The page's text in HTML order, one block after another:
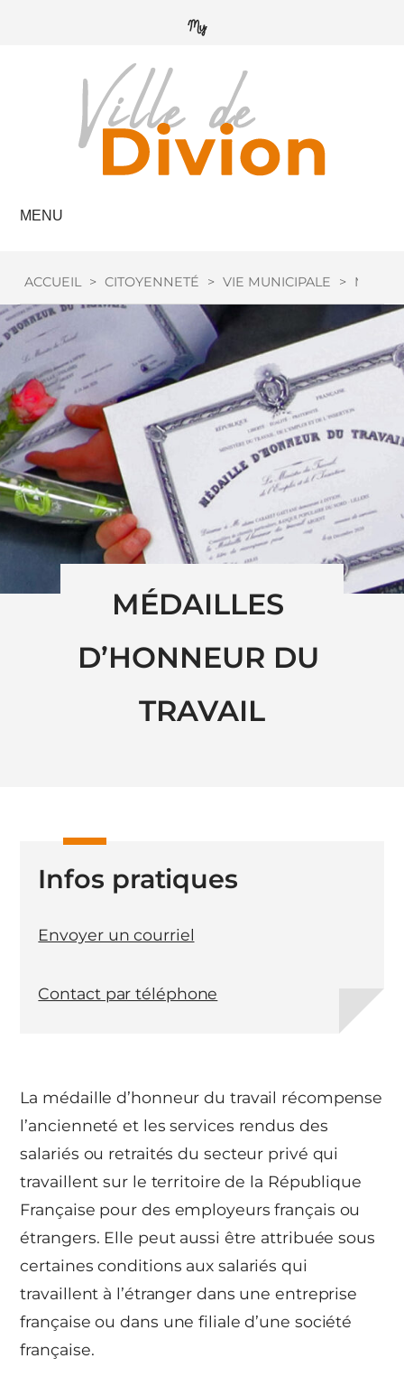
MENU
ACCUEIL > CITOYENNETÉ > VIE MUNICIPALE >
MÉDAILLES
D’HONNEUR DU
TRAVAIL
La médaille d’honneur du travail récompense
l’ancienneté et les services rendus des
salariés ou retraités du secteur privé qui
travaillent sur le territoire de la République
Française pour des employeurs français ou
étrangers. Elle peut aussi être attribuée sous
certaines conditions aux salariés qui
travaillent à l’étranger dans une entreprise
française ou dans une filiale d’une société
française.
Infos pratiques
Envoyer un courriel
Contact par téléphone